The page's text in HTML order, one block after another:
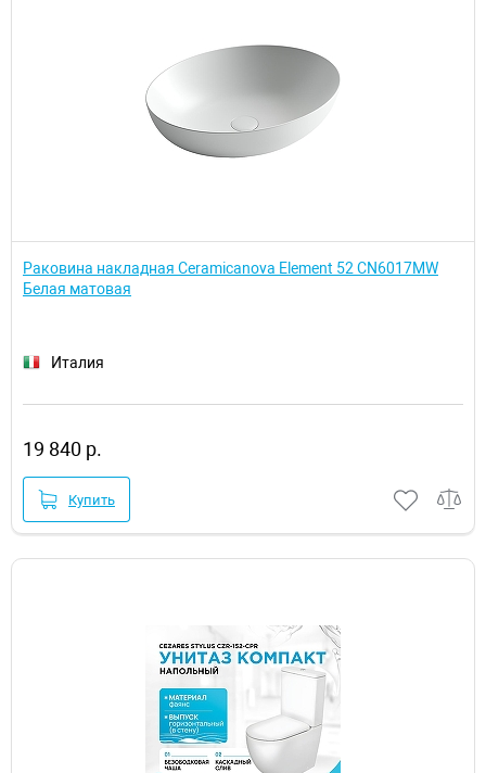
Раковина накладная Ceramicanova Element 52 CN6017MW
Белая матовая
Италия
19 840 р.
Купить